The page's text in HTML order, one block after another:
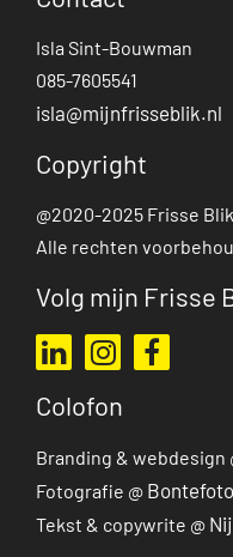
Isla Sint-Bouwman
085-7605541
isla@mijnfrisseblik.nl
Copyright
@2020-2025 Frisse Blik
Alle rechten
Volg mijn Frisse
Ga naar mijn
Ga naar
Colofon
Branding & webdesign
Fotografie @
Tekst & copywrite @